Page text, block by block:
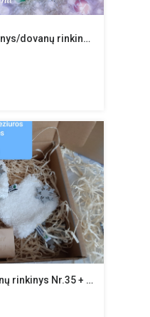
Kalėdinis vaikiškas rinkinys/dovanų rinkinys Nr.33 + dovana
Kalėdinis rinkinys/dovanų rinkinys Nr.35 + dovana